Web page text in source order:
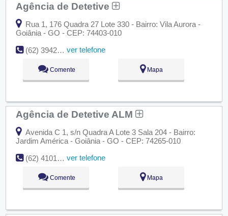
Agência de Detetive
Rua 1, 176 Quadra 27 Lote 330 - Bairro: Vila Aurora -
Goiânia - GO - CEP: 74403-010
(62) 3942-3966
ver telefone
Comente Mapa
Agência de Detetive ALM
Avenida C 1, s/n Quadra A Lote 3 Sala 204 - Bairro:
Jardim América - Goiânia - GO - CEP: 74265-010
(62) 4101-8850
ver telefone
Comente Mapa